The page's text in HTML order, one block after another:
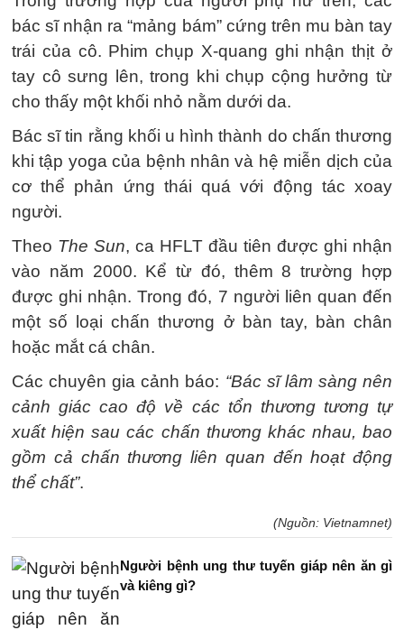
bác sĩ nhận ra “mảng bám” cứng trên mu bàn tay
trái của cô. Phim chụp X-quang ghi nhận thịt ở
tay cô sưng lên, trong khi chụp cộng hưởng từ
cho thấy một khối nhỏ nằm dưới da.
Bác sĩ tin rằng khối u hình thành do chấn thương
khi tập yoga của bệnh nhân và hệ miễn dịch của
cơ thể phản ứng thái quá với động tác xoay
người.
Theo The Sun, ca HFLT đầu tiên được ghi nhận
vào năm 2000. Kể từ đó, thêm 8 trường hợp
được ghi nhận. Trong đó, 7 người liên quan đến
một số loại chấn thương ở bàn tay, bàn chân
hoặc mắt cá chân.
Các chuyên gia cảnh báo: “Bác sĩ lâm sàng nên
cảnh giác cao độ về các tổn thương tương tự
xuất hiện sau các chấn thương khác nhau, bao
gồm cả chấn thương liên quan đến hoạt động
thể chất”.
(Nguồn: Vietnamnet)
Người bệnh ung thư tuyến giáp nên ăn gì
và kiêng gì?